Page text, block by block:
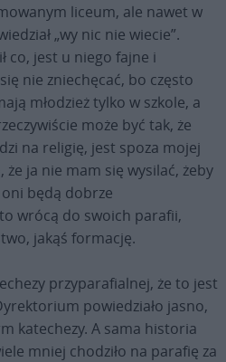
liceum, ale nawet w
„wy nic nie wiecie”.
co, jest u niego fajne i
nie zniechęcać, bo często
młodzież tylko w szkole, a
może być tak, że
na religię, jest spoza mojej
ja nie mam się wysilać, żeby
będą dobrze
wrócą do swoich parafii,
jakąś formację.
przyparafialnej, że to jest
powiedziało jasno,
katechezy. A sama historia
mniej chodziło na parafię za